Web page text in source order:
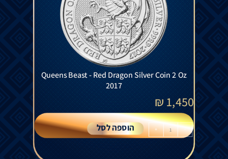
Queens Beast - Red Dragon Silver Coin 2 Oz
2017
1,450
₪
-
+ הוספה לסל